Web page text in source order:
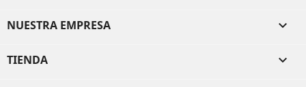
NUESTRA EMPRESA 
TIENDA 